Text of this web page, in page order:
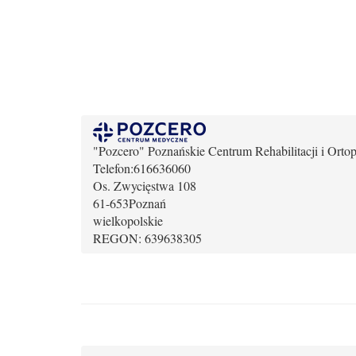
"Pozcero" Poznańskie Centrum Rehabilitacji i
Telefon:616636060
Os. Zwycięstwa 108
61-653Poznań
wielkopolskie
REGON: 639638305